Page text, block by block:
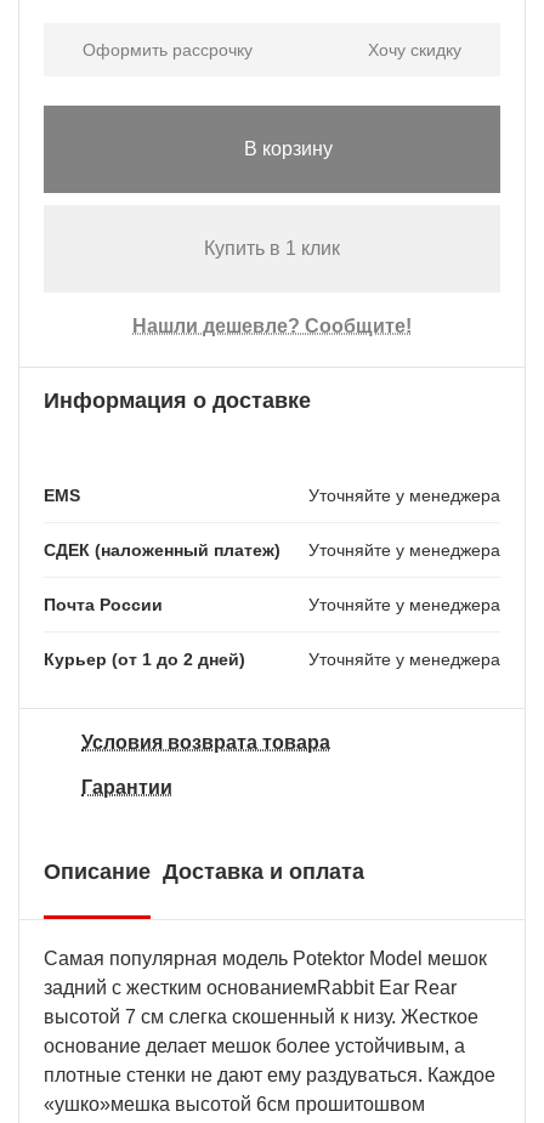
Оформить рассрочку Хочу скидку
В корзину
Купить в 1 клик
Нашли дешевле? Сообщите!
Информация о доставке
EMS Уточняйте у менеджера
СДЕК (наложенный платеж) Уточняйте у менеджера
Почта России Уточняйте у менеджера
Курьер (от 1 до 2 дней) Уточняйте у менеджера
Условия возврата товара
Гарантии
Описание Доставка и оплата
Самая популярная модель Potektor Model мешок
задний с жестким основаниемRabbit Ear Rear
высотой 7 см слегка скошенный к низу. Жесткое
основание делает мешок более устойчивым, а
плотные стенки не дают ему раздуваться. Каждое
«ушко»мешка высотой 6см прошитошвом